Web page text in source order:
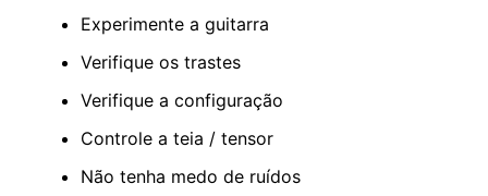
Experimente a guitarra
Verifique os trastes
Verifique a configuração
Controle a teia / tensor
Não tenha medo de ruídos